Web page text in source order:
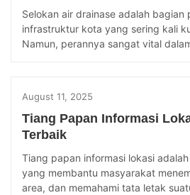
Selokan air drainase adalah bagian
infrastruktur kota yang sering kali
Namun, perannya sangat vital
August 11, 2025
Tiang Papan Informasi
Terbaik
Tiang papan informasi lokasi
yang membantu masyarakat
area, dan memahami tata letak